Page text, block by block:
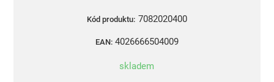
Kód produktu: 7082020400
EAN: 4026666504009
skladem